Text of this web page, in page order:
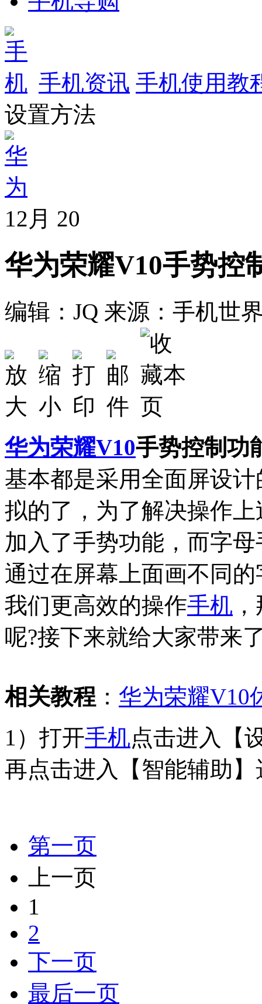
手机资讯 手机使用教
设置方法
12月 20
华为荣耀V10手势控
编辑：JQ 来源：手机世
华为荣耀V10手势控制功
基本都是采用全面屏设
拟的了，为了解决操作
加入了手势功能，而字
通过在屏幕上面画不同
我们更高效的操作手机
呢?接下来就给大家带来
相关教程 ： 华为荣耀V10
1）打开手机点击进入【
再点击进入【智能辅助
第一页
上一页
1
2
下一页
最后一页